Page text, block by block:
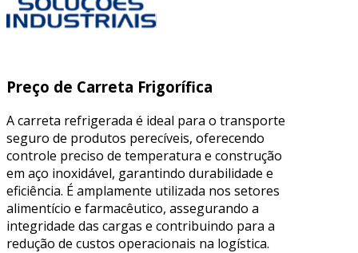
Preço de Carreta Frigorífica
A carreta refrigerada é ideal para o transporte
seguro de produtos perecíveis, oferecendo
controle preciso de temperatura e construção
em aço inoxidável, garantindo durabilidade e
eficiência. É amplamente utilizada nos setores
alimentício e farmacêutico, assegurando a
integridade das cargas e contribuindo para a
redução de custos operacionais na logística.